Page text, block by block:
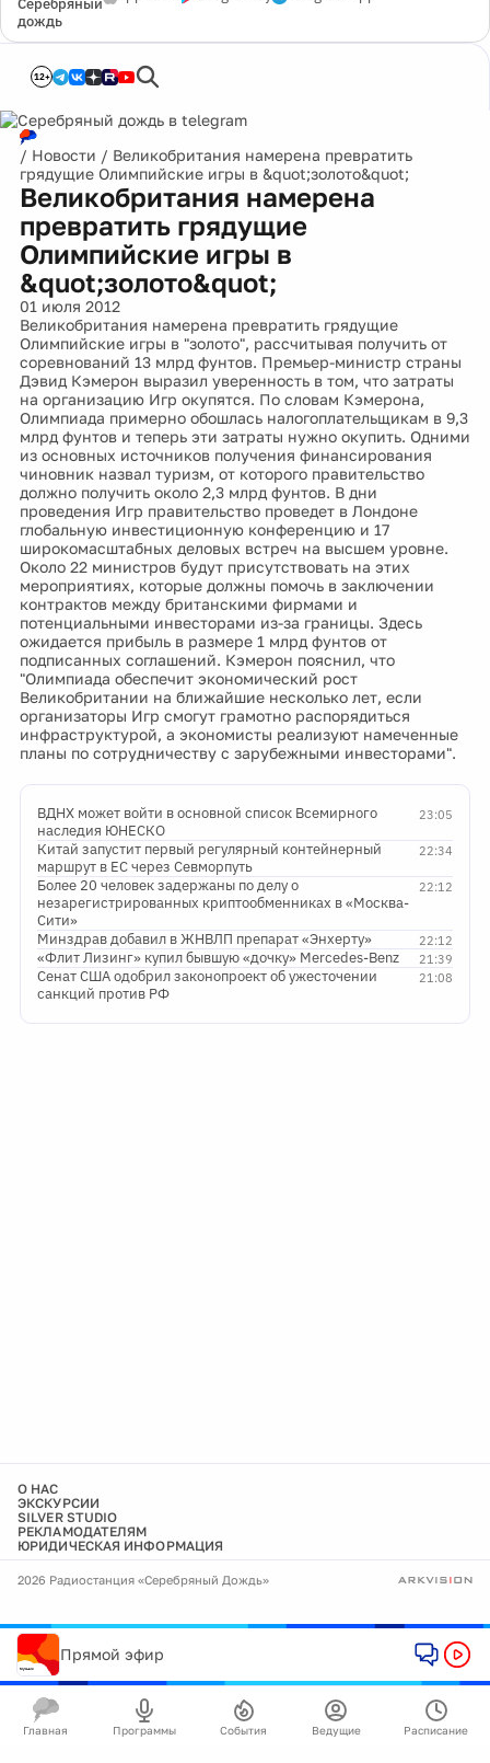
дождь
12+
/ Новости / Великобритания намерена превратить
грядущие Олимпийские игры в &quot;золото&quot;
Великобритания намерена
превратить грядущие
Олимпийские игры в
&quot;золото&quot;
01 июля 2012
Великобритания намерена превратить грядущие
Олимпийские игры в "золото", рассчитывая получить от
соревнований 13 млрд фунтов. Премьер-министр страны
Дэвид Кэмерон выразил уверенность в том, что затраты
на организацию Игр окупятся. По словам Кэмерона,
Олимпиада примерно обошлась налогоплательщикам в 9,3
млрд фунтов и теперь эти затраты нужно окупить. Одними
из основных источников получения финансирования
чиновник назвал туризм, от которого правительство
должно получить около 2,3 млрд фунтов. В дни
проведения Игр правительство проведет в Лондоне
глобальную инвестиционную конференцию и 17
широкомасштабных деловых встреч на высшем уровне.
Около 22 министров будут присутствовать на этих
мероприятиях, которые должны помочь в заключении
контрактов между британскими фирмами и
потенциальными инвесторами из-за границы. Здесь
ожидается прибыль в размере 1 млрд фунтов от
подписанных соглашений. Кэмерон пояснил, что
"Олимпиада обеспечит экономический рост
Великобритании на ближайшие несколько лет, если
организаторы Игр смогут грамотно распорядиться
инфраструктурой, а экономисты реализуют намеченные
планы по сотрудничеству с зарубежными инвесторами".
23:05
ВДНХ может войти в основной список Всемирного
наследия ЮНЕСКО
22:34
Китай запустит первый регулярный контейнерный
маршрут в ЕС через Севморпуть
22:12
Более 20 человек задержаны по делу о
незарегистрированных криптообменниках в «Москва-
Сити»
22:12
Минздрав добавил в ЖНВЛП препарат «Энхерту»
21:39
«Флит Лизинг» купил бывшую «дочку» Mercedes-Benz
21:08
Сенат США одобрил законопроект об ужесточении
санкций против РФ
О НАС
ЭКСКУРСИИ
SILVER STUDIO
РЕКЛАМОДАТЕЛЯМ
ЮРИДИЧЕСКАЯ ИНФОРМАЦИЯ
2026 Радиостанция «Серебряный Дождь»
Прямой эфир
Главная Программы События Ведущие Расписание